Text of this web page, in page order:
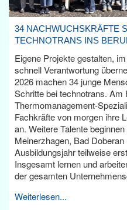
34 NACHWUCHSKRÄFTE
TECHNOTRANS INS
Eigene Projekte gestalten,
schnell Verantwortung
2026 machen 34 junge
Schritte bei technotrans. Am
Thermomanagement-
Fachkräfte von morgen ihre
an. Weitere Talente
Meinerzhagen, Bad
Ausbildungsjahr teilweise
Insgesamt lernen und
der gesamten
Weiterlesen...